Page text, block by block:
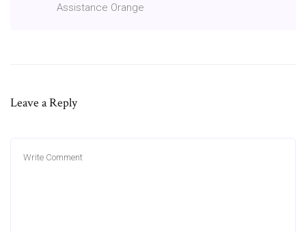
Assistance Orange
Leave a Reply